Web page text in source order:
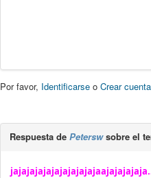
Por favor, Identificarse oCrear cuenta
Respuesta dePeterswsobre el